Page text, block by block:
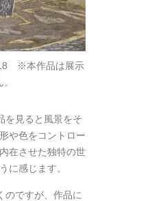
※本作品は展示
を見ると風景をそ
や色をコントロー
在させた独特の世
に感じます。
のですが、作品に